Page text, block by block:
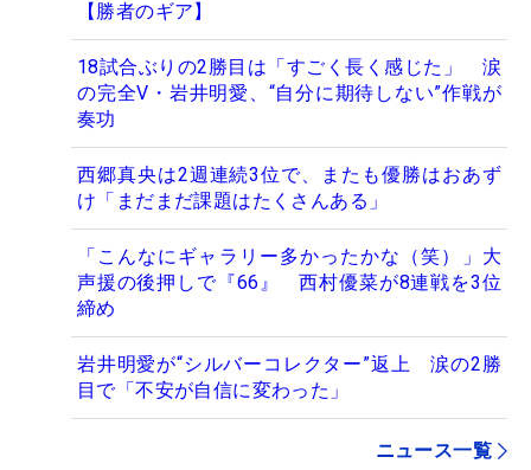
【勝者のギア】
18試合ぶりの2勝目は「すごく長く感じた」 涙
の完全V・岩井明愛、“自分に期待しない”作戦が
奏功
西郷真央は2週連続3位で、またも優勝はおあず
け「まだまだ課題はたくさんある」
「こんなにギャラリー多かったかな（笑）」大
声援の後押しで『66』 西村優菜が8連戦を3位
締め
岩井明愛が“シルバーコレクター”返上 涙の2勝
目で「不安が自信に変わった」
ニュース一覧